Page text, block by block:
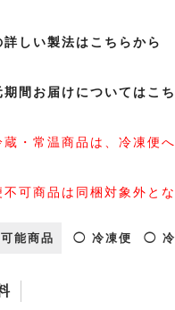
しい製法はこちらから
間お届けについてはこ
蔵・常温商品は、冷凍便
可商品は同梱対象外とな
能商品 ◯ 冷凍便 ◯ 冷